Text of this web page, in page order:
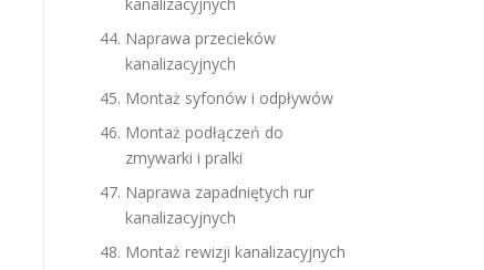
Naprawa przecieków
kanalizacyjnych
Montaż syfonów i odpływów
Montaż podłączeń do
zmywarki i pralki
Naprawa zapadniętych rur
kanalizacyjnych
Montaż rewizji kanalizacyjnych